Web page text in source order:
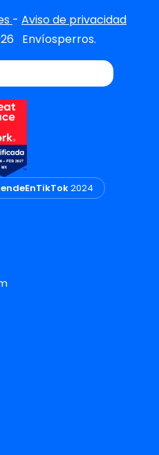
- Aviso de privacidad
Envíosperros.
2024